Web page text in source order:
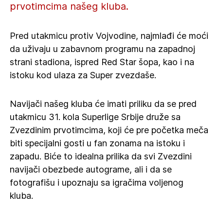
prvotimcima našeg kluba.
Pred utakmicu protiv Vojvodine, najmlađi će moći
da uživaju u zabavnom programu na zapadnoj
strani stadiona, ispred Red Star šopa, kao i na
istoku kod ulaza za Super zvezdaše.
Navijači našeg kluba će imati priliku da se pred
utakmicu 31. kola Superlige Srbije druže sa
Zvezdinim prvotimcima, koji će pre početka meča
biti specijalni gosti u fan zonama na istoku i
zapadu. Biće to idealna prilika da svi Zvezdini
navijači obezbede autograme, ali i da se
fotografišu i upoznaju sa igračima voljenog
kluba.